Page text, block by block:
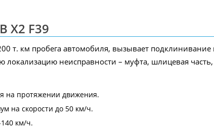
X2 F39
т. км пробега автомобиля, вызывает
локализацию неисправности – муфта, шлицевая
на протяжении движения.
на скорости до 50 км/ч.
км/ч.